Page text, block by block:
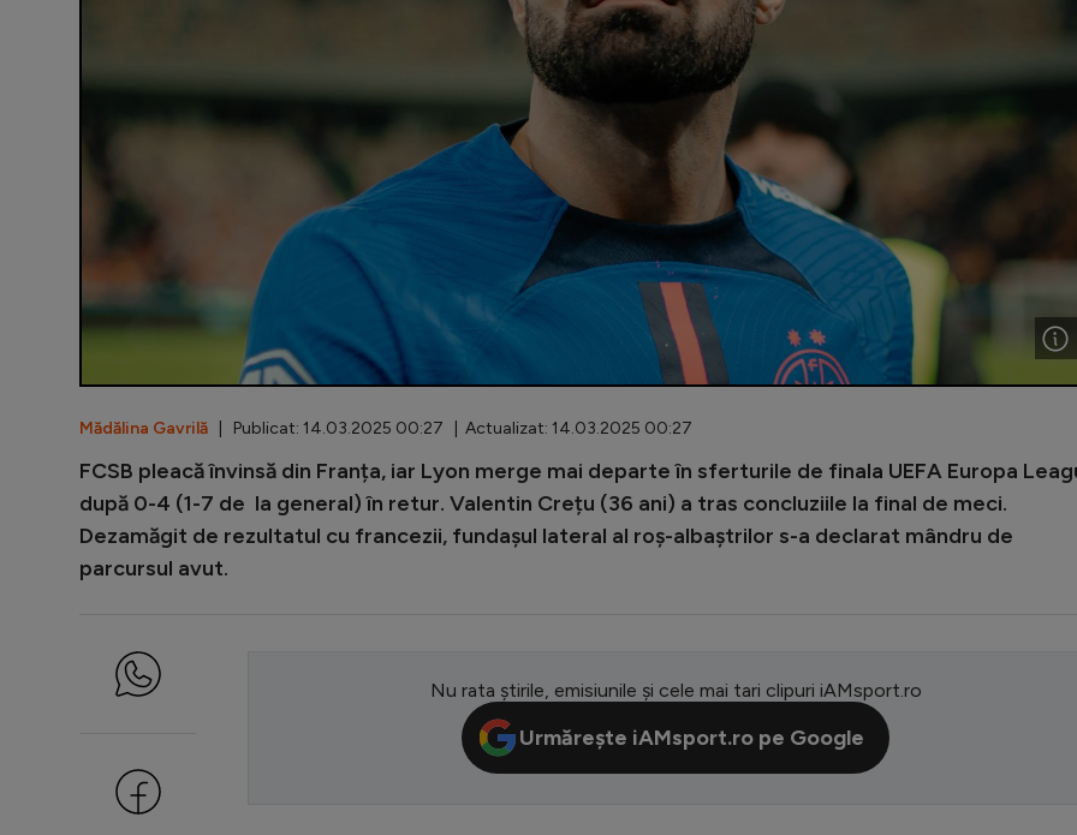
Mădălina Gavrilă | Publicat: 14.03.2025 00:27 | Actualizat: 14.03.2025 00:27
FCSB pleacă învinsă din Franța, iar Lyon merge mai departe în sferturile de finala UEFA Europa
după 0-4 (1-7 de la general) în retur. Valentin Crețu (36 ani) a tras concluziile la final de meci.
Dezamăgit de rezultatul cu francezii, fundașul lateral al roș-albaștrilor s-a declarat mândru de
parcursul avut.
Nu rata știrile, emisiunile și cele mai tari clipuri iAMsport.ro
Urmărește iAMsport.ro pe Google